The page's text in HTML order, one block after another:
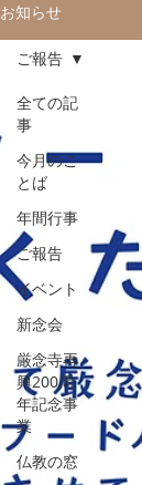
お知らせ
全ての記
事
今月のこ
とば
年間行事
ご報告
イベント
新念会
厳念寺再
興200周
年記念事
業
仏教の窓
ご報告